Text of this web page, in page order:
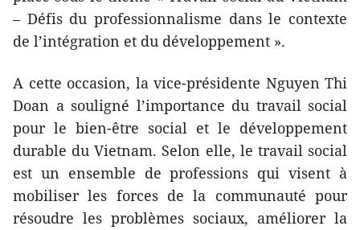
– Défis du professionnalisme dans le contexte
de l’intégration et du développement ».
A cette occasion, la vice-présidente Nguyen Thi
Doan a souligné l’importance du travail social
pour le bien-être social et le développement
durable du Vietnam. Selon elle, le travail social
est un ensemble de professions qui visent à
mobiliser les forces de la communauté pour
résoudre les problèmes sociaux, améliorer la